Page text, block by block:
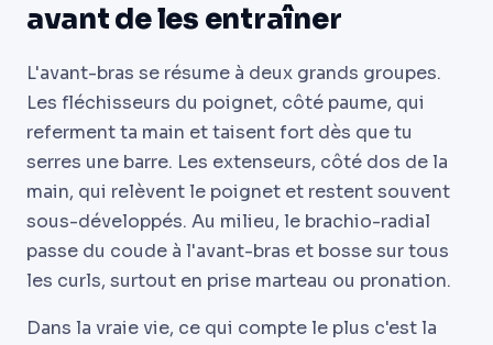
avant de les entraîner
L'avant-bras se résume à deux grands groupes.
Les fléchisseurs du poignet, côté paume, qui
referment ta main et taisent fort dès que tu
serres une barre. Les extenseurs, côté dos de la
main, qui relèvent le poignet et restent souvent
sous-développés. Au milieu, le brachio-radial
passe du coude à l'avant-bras et bosse sur tous
les curls, surtout en prise marteau ou pronation.
Dans la vraie vie, ce qui compte le plus c'est la